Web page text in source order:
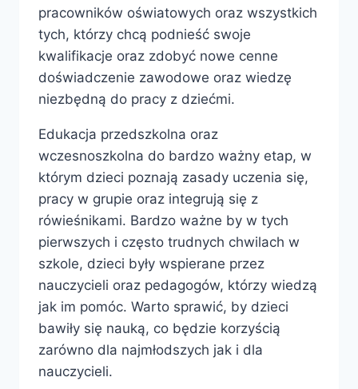
pracowników oświatowych oraz wszystkich
tych, którzy chcą podnieść swoje
kwalifikacje oraz zdobyć nowe cenne
doświadczenie zawodowe oraz wiedzę
niezbędną do pracy z dziećmi.
Edukacja przedszkolna oraz
wczesnoszkolna do bardzo ważny etap, w
którym dzieci poznają zasady uczenia się,
pracy w grupie oraz integrują się z
rówieśnikami. Bardzo ważne by w tych
pierwszych i często trudnych chwilach w
szkole, dzieci były wspierane przez
nauczycieli oraz pedagogów, którzy wiedzą
jak im pomóc. Warto sprawić, by dzieci
bawiły się nauką, co będzie korzyścią
zarówno dla najmłodszych jak i dla
nauczycieli.